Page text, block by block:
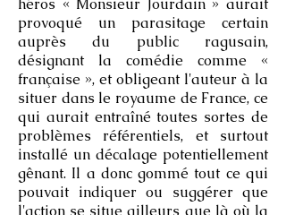
héros « Monsieur Jourdain » aurait
provoqué un parasitage certain
auprès du public ragusain,
désignant la comédie comme «
française », et obligeant l'auteur à la
situer dans le royaume de France, ce
qui aurait entraîné toutes sortes de
problèmes référentiels, et surtout
installé un décalage potentiellement
gênant. Il a donc gommé tout ce qui
pouvait indiquer ou suggérer que
l'action se situe ailleurs que là où la